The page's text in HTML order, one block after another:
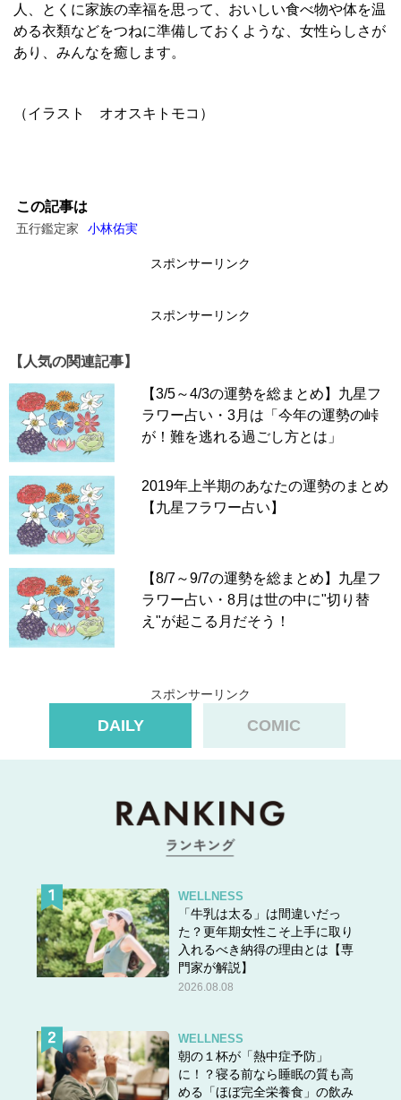
人、とくに家族の幸福を思って、おいしい食べ物や体を温
める衣類などをつねに準備しておくような、女性らしさが
あり、みんなを癒します。
（イラスト オオスキトモコ）
この記事は
五行鑑定家 小林佑実
スポンサーリンク
スポンサーリンク
【人気の関連記事】
【3/5～4/3の運勢を総まとめ】九星フ
ラワー占い・3月は「今年の運勢の峠
が！難を逃れる過ごし方とは」
2019年上半期のあなたの運勢のまとめ
【九星フラワー占い】
【8/7～9/7の運勢を総まとめ】九星フ
ラワー占い・8月は世の中に"切り替
え"が起こる月だそう！
スポンサーリンク
DAILY COMIC
WELLNESS
「牛乳は太る」は間違いだっ
た？更年期女性こそ上手に取り
入れるべき納得の理由とは【専
門家が解説】
2026.08.08
WELLNESS
朝の１杯が「熱中症予防」
に！？寝る前なら睡眠の質も高
める「ほぼ完全栄養食」の飲み